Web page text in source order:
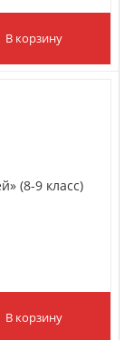
В корзину
(8-9 класс)
В корзину